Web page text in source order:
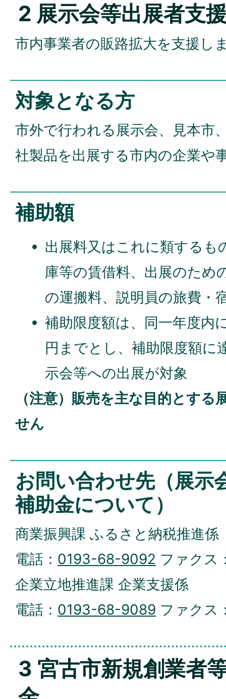
2 展示会等出展者支
市内事業者の販路拡大を支援し
対象となる方
市外で行われる展示会、見本市
社製品を出展する市内の企業や
補助額
出展料又はこれに類するも
庫等の賃借料、出展のため
の運搬料、説明員の旅費・
補助限度額は、同一年度内
円までとし、補助限度額に
示会等への出展が対象
（注意）販売を主な目的とする
せん
お問い合わせ先（展示
補助金について）
商業振興課 ふるさと納税推進係
電話： 0193-68-9092 ファクス
企業立地推進課 企業支援係
電話： 0193-68-9089 ファクス
3 宮古市新規創業者